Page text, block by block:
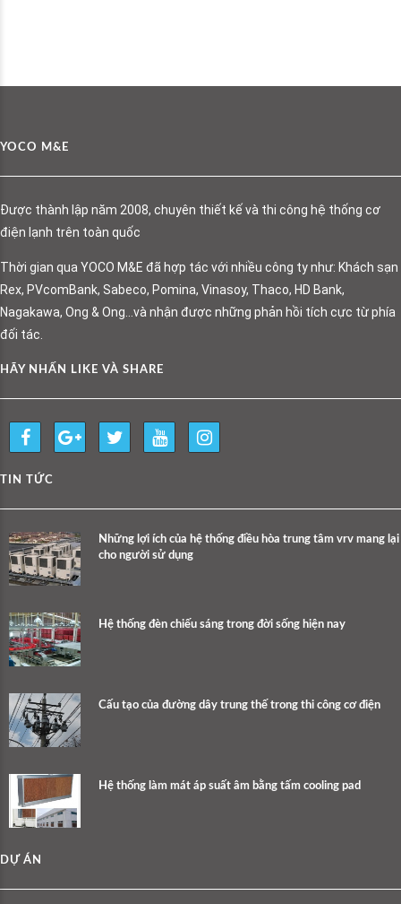
YOCO M&E
Được thành lập năm 2008, chuyên thiết kế và thi công hệ thống cơ
điện lạnh trên toàn quốc
Thời gian qua YOCO M&E đã hợp tác với nhiều công ty như: Khách sạn
Rex, PVcomBank, Sabeco, Pomina, Vinasoy, Thaco, HD Bank,
Nagakawa, Ong & Ong…và nhận được những phản hồi tích cực từ phía
đối tác.
HÃY NHẤN LIKE VÀ SHARE
TIN TỨC
Những lợi ích của hệ thống điều hòa trung tâm vrv mang lại
cho người sử dụng
Hệ thống đèn chiếu sáng trong đời sống hiện nay
Cấu tạo của đường dây trung thế trong thi công cơ điện
Hệ thống làm mát áp suất âm bằng tấm cooling pad
DỰ ÁN